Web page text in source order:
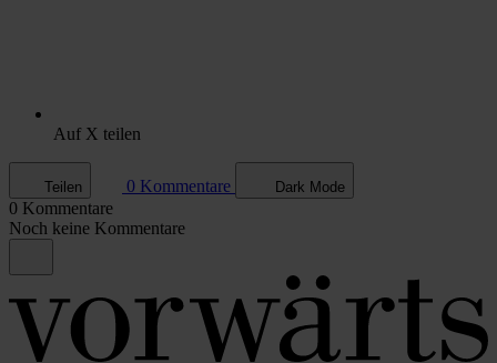
Auf X teilen
Teilen 0 Kommentare Dark Mode
0 Kommentare
Noch keine Kommentare